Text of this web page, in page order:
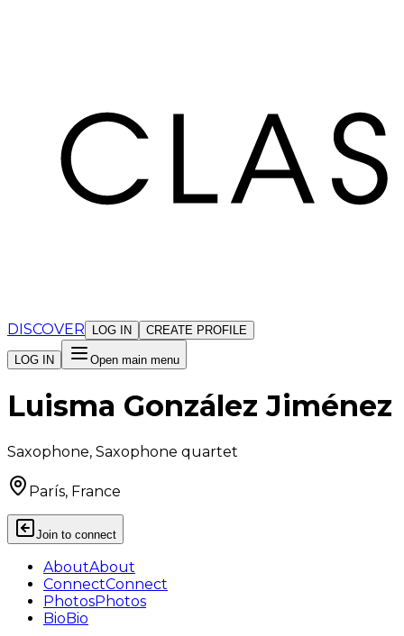
DISCOVER LOG IN CREATE PROFILE
LOG IN Open main menu
Luisma González Jiménez
Saxophone, Saxophone quartet
París, France
Join to connect
AboutAbout
ConnectConnect
PhotosPhotos
BioBio